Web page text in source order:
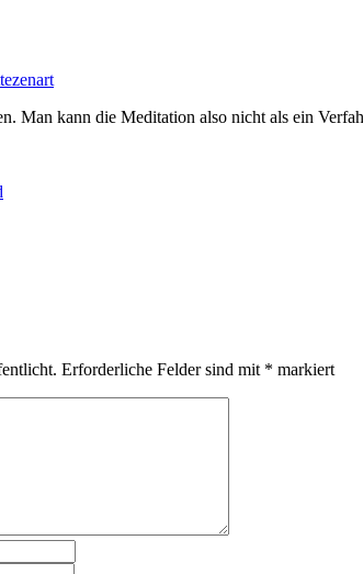
Man kann die Meditation also nicht als ein
Erforderliche Felder sind mit * markiert